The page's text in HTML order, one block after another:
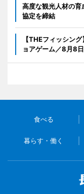
高度な観光人材の
協定を締結
【THEフィッシン
ョアゲーム／8月8
食べる
暮らす・働く